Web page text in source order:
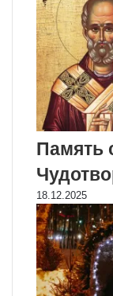
Память
18.12.2025